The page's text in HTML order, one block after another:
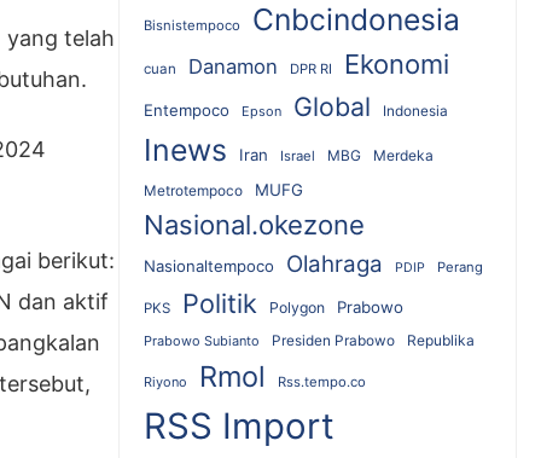
yang telah
berikut:
dan aktif
Bisnistempoco Cnbcindonesia
cuan Danamon DPR RI Ekonomi
Entempoco Epson Global Indonesia
Inews Iran Israel MBG Merdeka
Metrotempoco MUFG
Nasional.okezone
Nasionaltempoco Olahraga PDIP Perang
PKS Politik Polygon Prabowo
Prabowo Subianto Presiden Prabowo Republika
Riyono Rmol Rss.tempo.co
RSS Import